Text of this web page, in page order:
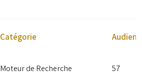
Catégorie
Moteur de Recherche 57